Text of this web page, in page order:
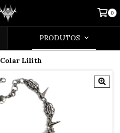
0
PRODUTOS
Colar Lilith